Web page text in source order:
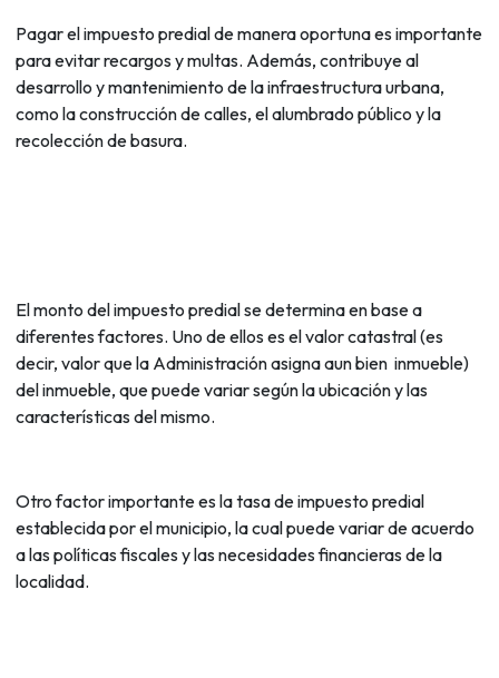
Pagar el impuesto predial de manera oportuna es importante
para evitar recargos y multas. Además, contribuye al
desarrollo y mantenimiento de la infraestructura urbana,
como la construcción de calles, el alumbrado público y la
recolección de basura.
El monto del impuesto predial se determina en base a
diferentes factores. Uno de ellos es el valor catastral (es
decir, valor que la Administración asigna aun bien inmueble)
del inmueble, que puede variar según la ubicación y las
características del mismo.
Otro factor importante es la tasa de impuesto predial
establecida por el municipio, la cual puede variar de acuerdo
a las políticas fiscales y las necesidades financieras de la
localidad.